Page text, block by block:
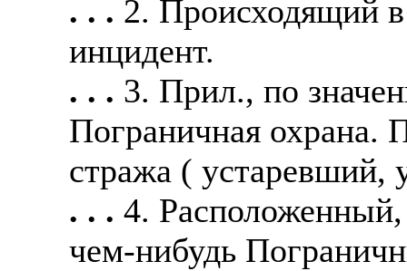
. . . 2. Происходящий
инцидент.
. . . 3. Прил., по
Пограничная охрана.
стража ( устаревший,
. . . 4.
чем-нибудь